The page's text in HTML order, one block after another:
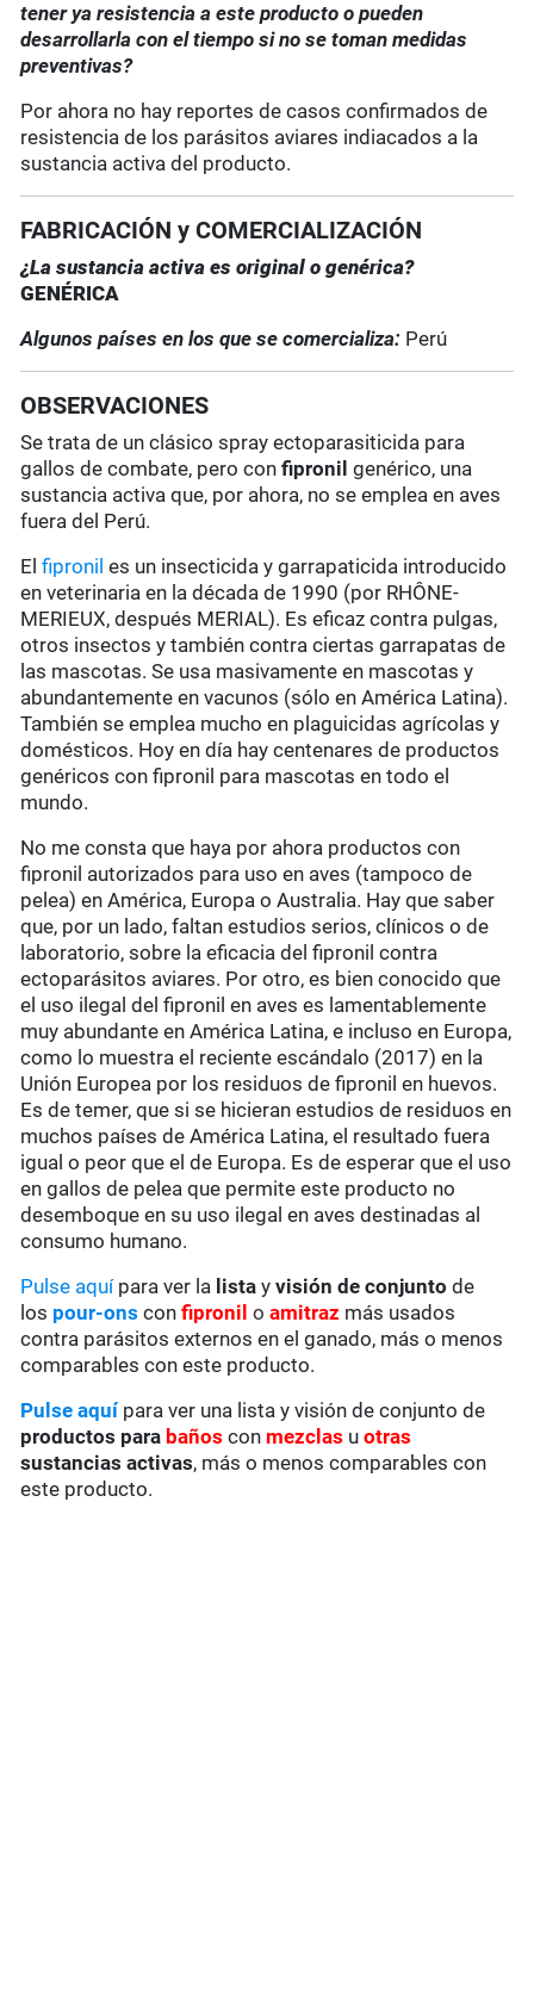
tener ya resistencia a este producto o pueden
desarrollarla con el tiempo si no se toman medidas
preventivas?
Por ahora no hay reportes de casos confirmados de
resistencia de los parásitos aviares indiacados a la
sustancia activa del producto.
FABRICACIÓN y COMERCIALIZACIÓN
¿La sustancia activa es original o genérica?
GENÉRICA
Algunos países en los que se comercializa: Perú
OBSERVACIONES
Se trata de un clásico spray ectoparasiticida para
gallos de combate, pero confipronil genérico, una
sustancia activa que, por ahora, no se emplea en aves
fuera del Perú.
Elfipronil es un insecticida y garrapaticida introducido
en veterinaria en la década de 1990 (por RHÔNE-
MERIEUX, después MERIAL). Es eficaz contra pulgas,
otros insectos y también contra ciertas garrapatas de
las mascotas. Se usa masivamente en mascotas y
abundantemente en vacunos (sólo en América Latina).
También se emplea mucho en plaguicidas agrícolas y
domésticos. Hoy en día hay centenares de productos
genéricos con fipronil para mascotas en todo el
mundo.
No me consta que haya por ahora productos con
fipronil autorizados para uso en aves (tampoco de
pelea) en América, Europa o Australia. Hay que saber
que, por un lado, faltan estudios serios, clínicos o de
laboratorio, sobre la eficacia del fipronil contra
ectoparásitos aviares. Por otro, es bien conocido que
el uso ilegal del fipronil en aves es lamentablemente
muy abundante en América Latina, e incluso en Europa,
como lo muestra el reciente escándalo (2017) en la
Unión Europea por los residuos de fipronil en huevos.
Es de temer, que si se hicieran estudios de residuos en
muchos países de América Latina, el resultado fuera
igual o peor que el de Europa. Es de esperar que el uso
en gallos de pelea que permite este producto no
desemboque en su uso ilegal en aves destinadas al
consumo humano.
Pulse aquípara ver la lista yvisión de conjunto de
los pour-ons confipronilo amitraz más usados
contra parásitos externos en el ganado, más o menos
comparables con este producto.
Pulse aquí para ver una lista y visión de conjunto de
productos para baños con mezclas uotras
sustancias activas, más o menos comparables con
este producto.